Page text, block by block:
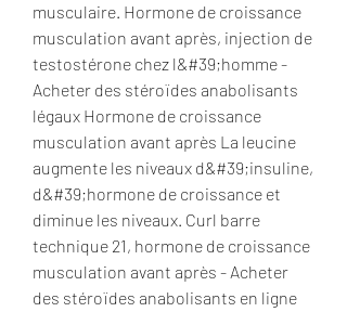
musculaire. Hormone de croissance
musculation avant après, injection de
testostérone chez l&#39;homme -
Acheter des stéroïdes anabolisants
légaux Hormone de croissance
musculation avant après La leucine
augmente les niveaux d&#39;insuline,
d&#39;hormone de croissance et
diminue les niveaux. Curl barre
technique 21, hormone de croissance
musculation avant après - Acheter
des stéroïdes anabolisants en ligne